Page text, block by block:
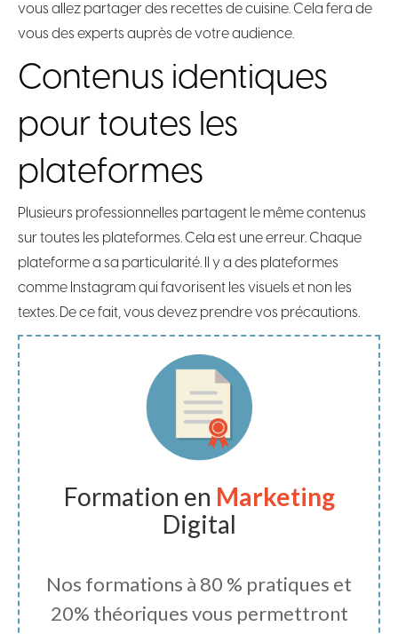
vous allez partager des recettes de cuisine. Cela fera de
vous des experts auprès de votre audience.
Contenus identiques
pour toutes les
plateformes
Plusieurs professionnelles partagent le même contenus
sur toutes les plateformes. Cela est une erreur. Chaque
plateforme a sa particularité. Il y a des plateformes
comme Instagram qui favorisent les visuels et non les
textes. De ce fait, vous devez prendre vos précautions.
Formation en Marketing
Digital
Nos formations à 80 % pratiques et
20% théoriques vous permettront